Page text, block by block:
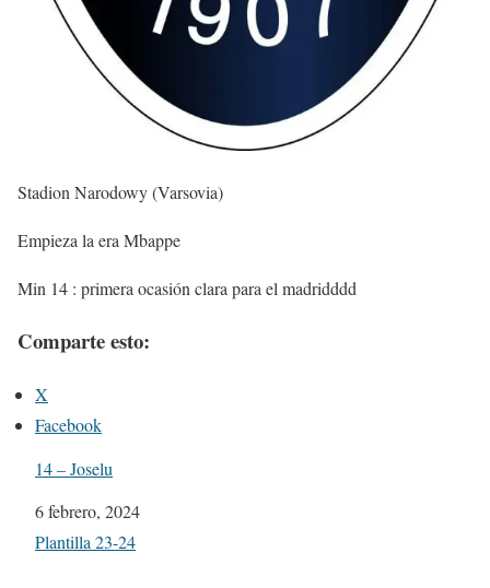
Stadion Narodowy (Varsovia)
Empieza la era Mbappe
Min 14 : primera ocasión clara para el madridddd
Comparte esto:
X
Facebook
14 – Joselu
Fecha
6 febrero, 2024
Respecto a
Plantilla 23-24